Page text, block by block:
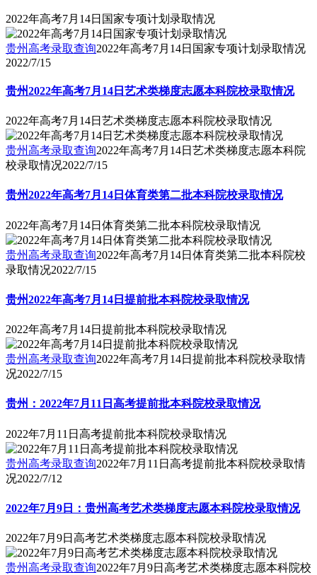
2022年高考7月14日国家专项计划录取情况
贵州高考录取查询2022年高考7月14日国家专项计划录取情况
2022/7/15
贵州2022年高考7月14日艺术类梯度志愿本科院校录取情况
2022年高考7月14日艺术类梯度志愿本科院校录取情况
贵州高考录取查询2022年高考7月14日艺术类梯度志愿本科院
校录取情况2022/7/15
贵州2022年高考7月14日体育类第二批本科院校录取情况
2022年高考7月14日体育类第二批本科院校录取情况
贵州高考录取查询2022年高考7月14日体育类第二批本科院校
录取情况2022/7/15
贵州2022年高考7月14日提前批本科院校录取情况
2022年高考7月14日提前批本科院校录取情况
贵州高考录取查询2022年高考7月14日提前批本科院校录取情
况2022/7/15
贵州：2022年7月11日高考提前批本科院校录取情况
2022年7月11日高考提前批本科院校录取情况
贵州高考录取查询2022年7月11日高考提前批本科院校录取情
况2022/7/12
2022年7月9日：贵州高考艺术类梯度志愿本科院校录取情况
2022年7月9日高考艺术类梯度志愿本科院校录取情况
贵州高考录取查询2022年7月9日高考艺术类梯度志愿本科院校